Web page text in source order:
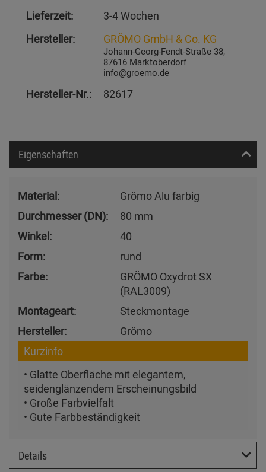
Lieferzeit:
3-4 Wochen
Hersteller:
GRÖMO GmbH & Co. KG
Johann-Georg-Fendt-Straße 38,
87616 Marktoberdorf
info@groemo.de
Hersteller-Nr.: 82617
Eigenschaften
Material:
Grömo Alu farbig
Durchmesser (DN):
80 mm
Winkel:
40
Form:
rund
Farbe:
GRÖMO Oxydrot SX
(RAL3009)
Montageart:
Steckmontage
Hersteller:
Grömo
Kurzinfo
• Glatte Oberfläche mit elegantem,
seidenglänzendem Erscheinungsbild
• Große Farbvielfalt
• Gute Farbbeständigkeit
Details